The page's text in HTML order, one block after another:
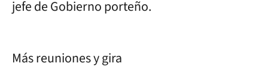
jefe de Gobierno porteño.
Más reuniones y gira